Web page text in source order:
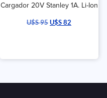
Cargador 20V Stanley 1A. Li-Ion
U$S95U$S82